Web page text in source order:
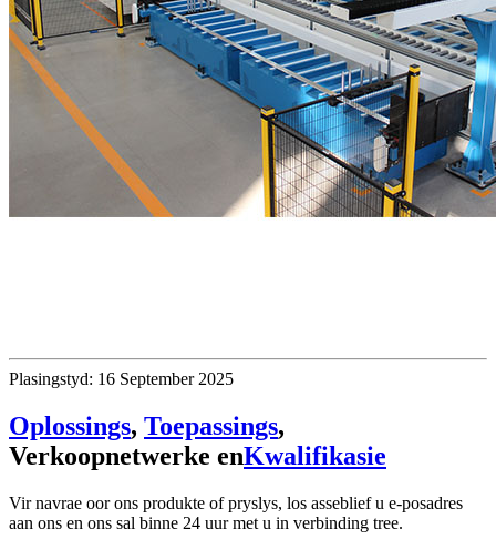
Plasingstyd: 16 September 2025
Oplossings, Toepassings,
Verkoopnetwerke enKwalifikasie
Vir navrae oor ons produkte of pryslys, los asseblief u e-posadres
aan ons en ons sal binne 24 uur met u in verbinding tree.